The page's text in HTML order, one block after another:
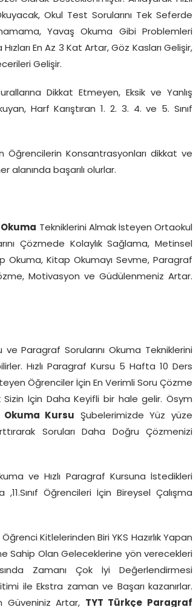
Okul Test Sorularını Tek Seferde
Yavaş Okuma Gibi Problemleri
En Az 3 Kat Artar, Göz Kasları Gelişir,
Gelişir.
Dikkat Etmeyen, Eksik ve Yanlış
Harf Karıştıran 1. 2. 3. 4. ve 5. Sınıf
Öğrencilerin Konsantrasyonları dikkat ve
alanında başarılı olurlar.
Okuma Tekniklerini Almak İsteyen Ortaokul
Çözmede Kolaylık Sağlama, Metinsel
Okuma, Kitap Okumayı Sevme, Paragraf
Motivasyon ve Güdülenmeniz Artar.
ve Paragraf Sorularını Okuma Tekniklerini
Hızlı Paragraf Kursu 5 Hafta 10 Ders
Öğrenciler İçin En Verimli Soru Çözme
İçin Daha Keyifli bir hale gelir. Ösym
Okuma Kursu Şubelerimizde Yüz yüze
Soruları Daha Doğru Çözmenizi
ve Hızlı Paragraf Kursuna İstedikleri
,11.Sınıf Öğrencileri İçin Bireysel Çalışma
Kitlelerinden Biri YKS Hazırlık Yapan
Sahip Olan Geleceklerine yön verecekleri
Zamanı Çok İyi Değerlendirmesi
ile Ekstra zaman ve Başarı kazanırlar.
Güveniniz Artar, TYT Türkçe Paragraf